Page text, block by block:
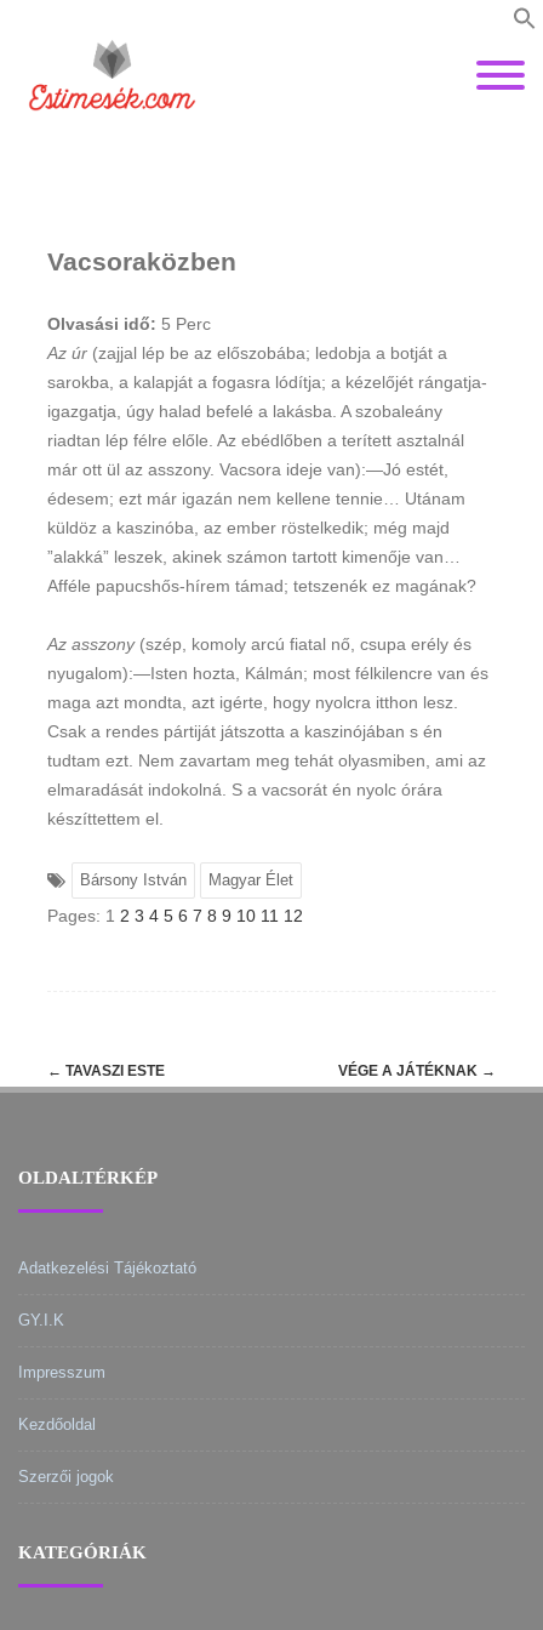
Vacsoraközben
Olvasási idő: 5 Perc
Az úr (zajjal lép be az előszobába; ledobja a botját a
sarokba, a kalapját a fogasra lódítja; a kézelőjét rángatja-
igazgatja, úgy halad befelé a lakásba. A szobaleány
riadtan lép félre előle. Az ebédlőben a terített asztalnál
már ott ül az asszony. Vacsora ideje van):—Jó estét,
édesem; ezt már igazán nem kellene tennie… Utánam
küldöz a kaszinóba, az ember röstelkedik; még majd
”alakká” leszek, akinek számon tartott kimenője van…
Afféle papucshős-hírem támad; tetszenék ez magának?
Az asszony(szép, komoly arcú fiatal nő, csupa erély és
nyugalom):—Isten hozta, Kálmán; most félkilencre van és
maga azt mondta, azt igérte, hogy nyolcra itthon lesz.
Csak a rendes pártiját játszotta a kaszinójában s én
tudtam ezt. Nem zavartam meg tehát olyasmiben, ami az
elmaradását indokolná. S a vacsorát én nyolc órára
készíttettem el.
Bársony István Magyar Élet
Pages: 1 2 3 4 5 6 7 8 9 10 11 12
Post
← TAVASZI ESTE VÉGE A JÁTÉKNAK →
OLDALTÉRKÉP
Adatkezelési Tájékoztató
GY.I.K
Impresszum
Kezdőoldal
Szerzői jogok
KATEGÓRIÁK